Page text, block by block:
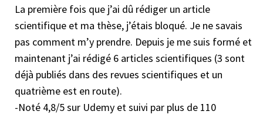
il travailler chaque jour et chaque semaine sur son
doctorat.
Partie 7 — rendre ses objectifs réalisables
pour surmonter la sensation et
l’impression qu’il y a trop de choses à faire
et ne plus stagner et enfin voir des progrès
système et l'empêcher de dégénérer.
méthode Pikachu. Nous allons voir comment
rendre notre corps prêt pour l’action.
Partie 5 — développer une routine tenable
au long terme et maitriser le système de
21 jours pour développer des habitudes
durables
Dans cette partie, nous allons voir comment
thèse
Dans cette partie nous allons voir pourquoi nous
procrastinons, l’origine cérébrale de la
procrastination, pourquoi la procrastination est
une stratégie d’évitement, qui procrastine, et
comment gérer ses émotions pour vaincre la
procrastination et enfin développer un désir d’agir.
La première fois que j’ai dû rédiger un article
scientifique et ma thèse, j’étais bloqué. Je ne savais
pas comment m’y prendre. Depuis je me suis formé et
maintenant j’ai rédigé 6 articles scientifiques (3 sont
déjà publiés dans des revues scientifiques et un
quatrième est en route).
-Noté 4,8/5 sur Udemy et suivi par plus de 110